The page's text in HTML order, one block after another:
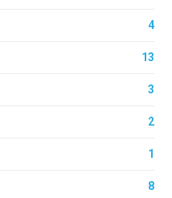
4
13
3
2
1
8